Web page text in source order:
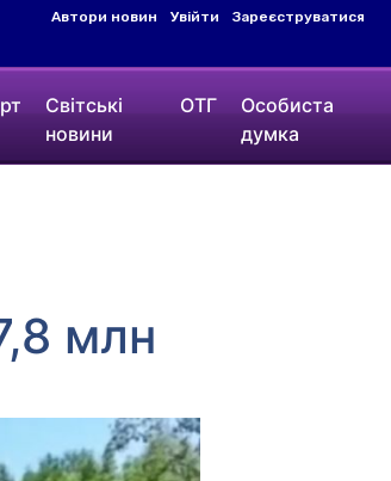
Автори новин Увійти Зареєструватися
Світські
новини
ОТГ
Особиста
думка
млн